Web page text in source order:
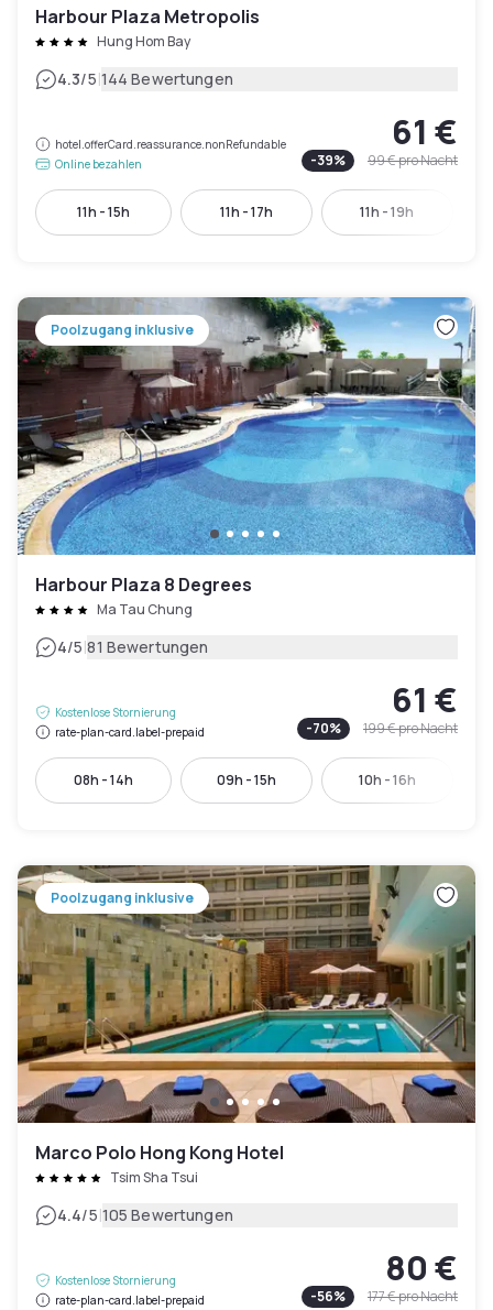
Harbour Plaza Metropolis
Hung Hom Bay
4.3/5|144 Bewertungen
hotel.offerCard.reassurance.nonRefundable
Online bezahlen
61 €
-39% 99 €pro Nacht
11h - 15h 11h - 17h 11h - 19h
Poolzugang inklusive
Harbour Plaza 8 Degrees
Ma Tau Chung
4/5|81 Bewertungen
Kostenlose Stornierung
rate-plan-card.label-prepaid
61 €
-70% 199 €pro Nacht
08h - 14h 09h - 15h 10h - 16h
Poolzugang inklusive
Marco Polo Hong Kong Hotel
Tsim Sha Tsui
4.4/5|105 Bewertungen
Kostenlose Stornierung
rate-plan-card.label-prepaid
80 €
-56% 177 €pro Nacht